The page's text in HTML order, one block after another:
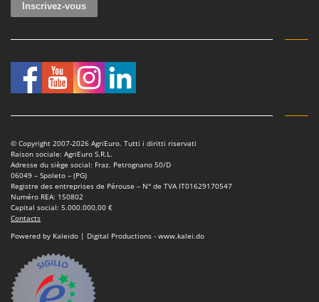
© Copyright 2007-2026 AgriEuro. Tutti i diritti riservati
Raison sociale: AgriEuro S.R.L.
Adresse du siège social: Fraz. Petrognano 50/D
06049 – Spoleto – (PG)
Registre des entreprises de Pérouse – N° de TVA IT01629170547
Numéro REA: 150802
Capital social: 5.000.000,00 €
Contacts
Powered by Kaleido | Digital Productions - www.kalei.do